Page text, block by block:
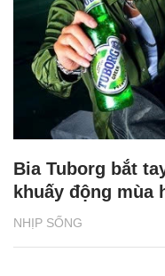
NHỊP SỐNG
Bia Tuborg bắt
khuấy động mùa